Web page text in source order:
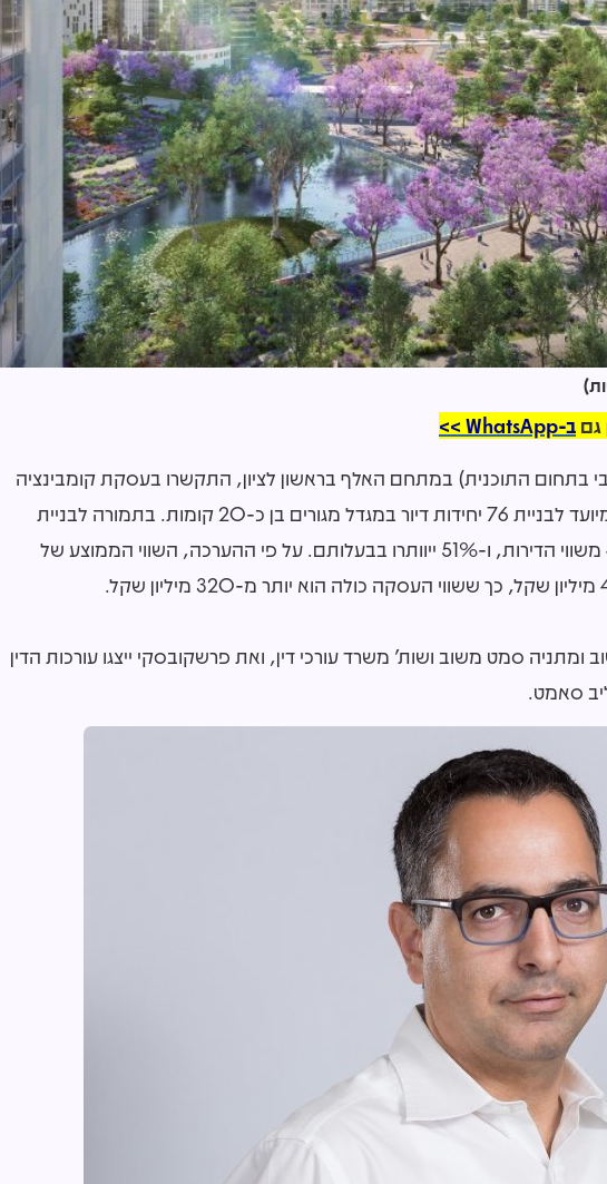
גם ב-WhatsApp >>
פרטיים במגרש 1072 (המערבי בתחום התוכנית) במתחם האלף בראשון לציון, התקשרו בעסקת קומבינציה
עם פרשקובסקי השקעות ובניין. המגרש מיועד לבניית 76 יחידות דיור במגדל מגורים בן כ-20 קומות. בתמורה לבניית
הפרויקט, יקנו בעלי הזכויות לחברה 49% משווי הדירות, ו-51% ייוותרו בבעלותם. על פי ההערכה, השווי הממוצע של
ומתניה סמט משוב ושות' משרד עורכי דין, ואת פרשקובסקי ייצגו עורכות הדין
סאמט.